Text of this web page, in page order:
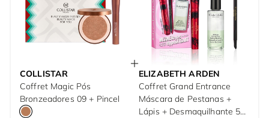
COLLISTAR
Coffret Magic Pós
Bronzeadores 09 + Pincel
ELIZABETH ARDEN
Coffret Grand Entrance
Máscara de Pestanas +
Lápis + Desmaquilhante 50